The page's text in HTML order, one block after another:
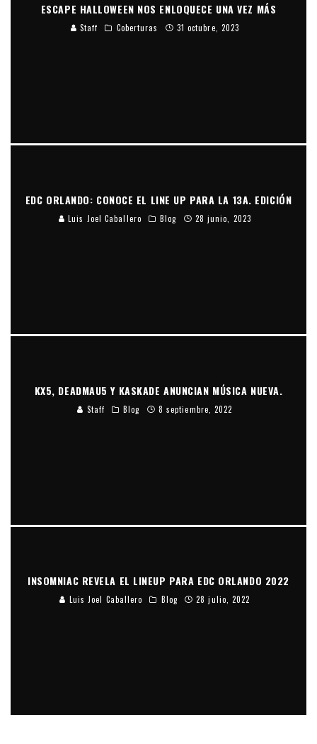
ESCAPE HALLOWEEN NOS ENLOQUECE UNA VEZ MÁS
Staff Coberturas 31 octubre, 2023
EDC ORLANDO: CONOCE EL LINE UP PARA LA 13A. EDICIÓN
Luis Joel Caballero Blog 28 junio, 2023
KX5, DEADMAU5 Y KASKADE ANUNCIAN MÚSICA NUEVA.
Staff Blog 8 septiembre, 2022
INSOMNIAC REVELA EL LINEUP PARA EDC ORLANDO 2022
Luis Joel Caballero Blog 28 julio, 2022